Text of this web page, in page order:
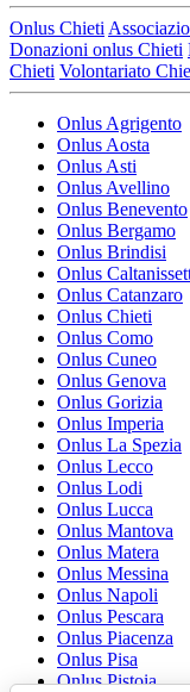
Onlus Chieti
Donazioni onlus Chieti
Chieti Volontariato
Onlus Agrigento
Onlus Aosta
Onlus Asti
Onlus Avellino
Onlus Benevento
Onlus Bergamo
Onlus Brindisi
Onlus
Onlus Catanzaro
Onlus Chieti
Onlus Como
Onlus Cuneo
Onlus Genova
Onlus Gorizia
Onlus Imperia
Onlus La Spezia
Onlus Lecco
Onlus Lodi
Onlus Lucca
Onlus Mantova
Onlus Matera
Onlus Messina
Onlus Napoli
Onlus Pescara
Onlus Piacenza
Onlus Pisa
Onlus Pistoia